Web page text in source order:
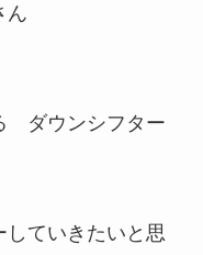
ん
ダウンシフター
ていきたいと思